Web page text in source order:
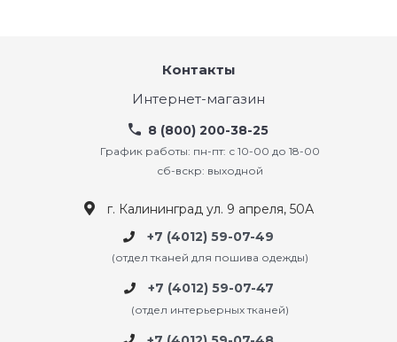
Контакты
Интернет-магазин
8 (800) 200-38-25
График работы: пн-пт: с 10-00 до 18-00
сб-вскр: выходной
г. Калининград ул. 9 апреля, 50А
+7 (4012) 59-07-49
(отдел тканей для пошива одежды)
+7 (4012) 59-07-47
(отдел интерьерных тканей)